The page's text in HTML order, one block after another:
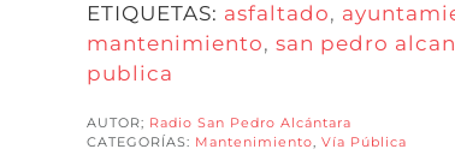
ETIQUETAS: asfaltado,
mantenimiento, san pedro
publica
AUTOR; Radio San Pedro Alcántara
CATEGORÍAS: Mantenimiento, Vía Pública